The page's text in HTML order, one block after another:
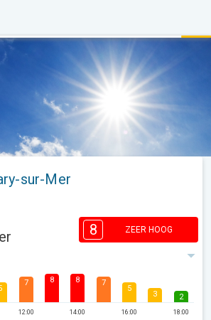
sur-Mer
8 ZEER HOOG
7
12:00
8 8
14:00
7
5
16:00
3 2
18:00